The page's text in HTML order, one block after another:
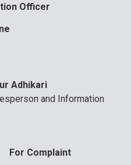
Officer
Adhikari
and Information
For Complaint